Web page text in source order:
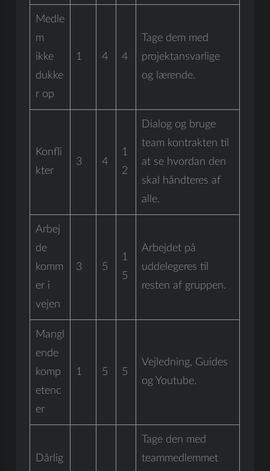
Medle
m
ikke
dukke
r op
1 4 4
Tage dem med
projektansvarlige
og lærende.
Konfli
kter
3 4
1
2
Dialog og bruge
team kontrakten til
at se hvordan den
skal håndteres af
alle.
Arbej
de
komm
er i
vejen
3 5
1
5
Arbejdet på
uddelegeres til
resten af gruppen.
Mangl
ende
komp
etenc
er
1 5 5
Vejledning, Guides
og Youtube.
Dårlig
Tage den med
teammedlemmet